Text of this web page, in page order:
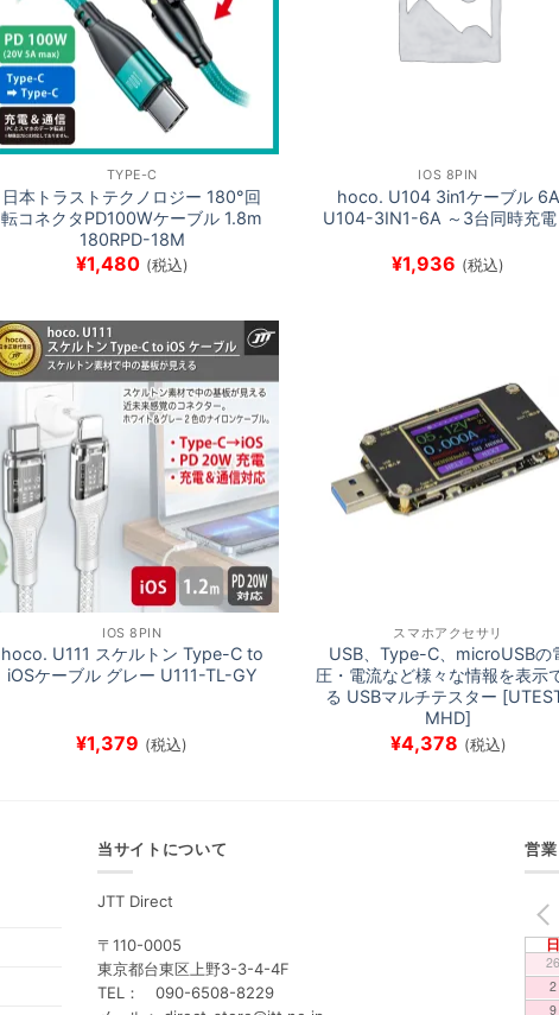
TYPE-C
日本トラストテクノロジー 180°回
転コネクタPD100Wケーブル 1.8m
180RPD-18M
¥1,480 (税込)
IOS 8PIN
hoco. U104 3in1ケーブル 6A
U104-3IN1-6A ～3台同時充
¥1,936 (税込)
IOS 8PIN
hoco. U111 スケルトン Type-C to
iOSケーブル グレー U111-TL-GY
¥1,379 (税込)
スマホアクセサリ
USB、Type-C、microUSBの
圧・電流など様々な情報を表示
る USBマルチテスター
MHD]
¥4,378 (税込)
当サイトについて
JTT Direct
〒110-0005
東京都台東区上野3-3-4-4F
TEL： 090-6508-8229
営
26
2
9